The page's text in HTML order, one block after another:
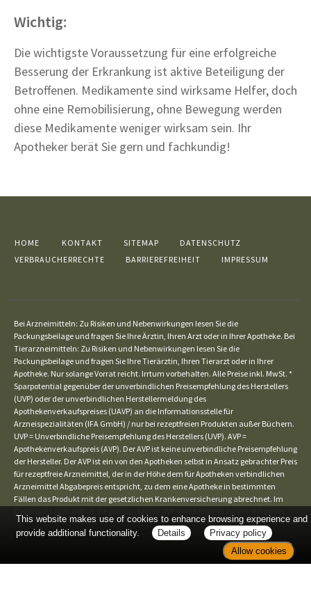
Wichtig:
Die wichtigste Voraussetzung für eine erfolgreiche
Besserung der Erkrankung ist aktive Beteiligung der
Betroffenen. Medikamente sind wirksame Helfer, doch
ohne eine Remobilisierung, ohne Bewegung werden
diese Medikamente weniger wirksam sein. Ihr
Apotheker berät Sie gern und fachkundig!
HOME KONTAKT SITEMAP
DATENSCHUTZ
VERBRAUCHERRECHTE
BARRIEREFREIHEIT IMPRESSUM
Bei Arzneimitteln: Zu Risiken und Nebenwirkungen lesen Sie die
Packungsbeilage und fragen Sie Ihre Ärztin, Ihren Arzt oder in Ihrer Apotheke. Bei
Tierarzneimitteln: Zu Risiken und Nebenwirkungen lesen Sie die
Packungsbeilage und fragen Sie Ihre Tierärztin, Ihren Tierarzt oder in Ihrer
Apotheke. Nur solange Vorrat reicht. Irrtum vorbehalten. Alle Preise inkl. MwSt. *
Sparpotential gegenüber der unverbindlichen Preisempfehlung des Herstellers
(UVP) oder der unverbindlichen Herstellermeldung des
Apothekenverkaufspreises (UAVP) an die Informationsstelle für
Arzneispezialitäten (IFA GmbH) / nur bei rezeptfreien Produkten außer Büchern.
UVP = Unverbindliche Preisempfehlung des Herstellers (UVP). AVP =
Apothekenverkaufspreis (AVP). Der AVP ist keine unverbindliche Preisempfehlung
der Hersteller. Der AVP ist ein von den Apotheken selbst in Ansatz gebrachter Preis
für rezeptfreie Arzneimittel, der in der Höhe dem für Apotheken verbindlichen
Arzneimittel Abgabepreis entspricht, zu dem eine Apotheke in bestimmten
Fällen das Produkt mit der gesetzlichen Krankenversicherung abrechnet. Im
This website makes use of cookies to enhance browsing experience and
provide additional functionality.
Details
Privacy policy
Allow cookies